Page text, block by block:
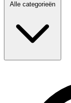
Alle categorieën